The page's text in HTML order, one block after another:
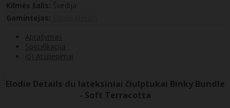
Kilmės šalis: Švedija
Gamintojas:
Aprašymas
Specifikacija
(0) Atsiliepimai
Elodie Details du lateksiniai čiulptukai Binky Bundle
- Soft Terracotta